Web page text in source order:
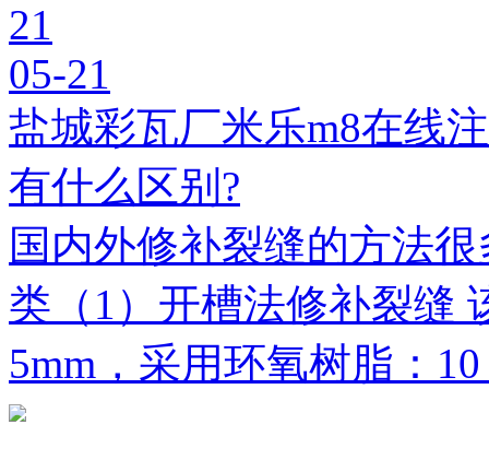
21
05-21
盐城彩瓦厂米乐m8在线
有什么区别?
国内外修补裂缝的方法
类（1）开槽法修补裂缝
5mm，采用环氧树脂：